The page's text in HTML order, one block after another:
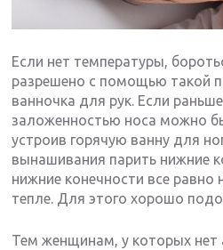
Если нет температуры,
разрешено с помощью такой
ванночка для рук. Если
заложенностью носа можно
устроив горячую ванну для
вынашивания парить нижние
нижние конечности все равно
тепле. Для этого хорошо
Тем женщинам, у которых нет